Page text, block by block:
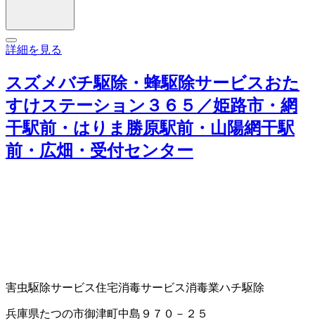
詳細を見る
スズメバチ駆除・蜂駆除サービスおた
すけステーション３６５／姫路市・網
干駅前・はりま勝原駅前・山陽網干駅
前・広畑・受付センター
害虫駆除サービス住宅消毒サービス消毒業ハチ駆除
兵庫県たつの市御津町中島９７０－２５